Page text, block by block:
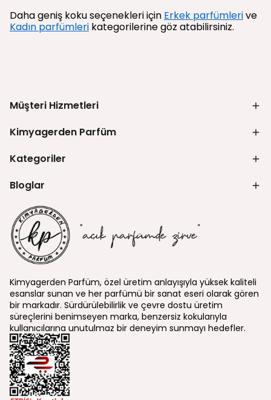
Daha geniş koku seçenekleri için Erkek parfümlerive
Kadın parfümleri kategorilerine göz atabilirsiniz.
Müşteri Hizmetleri
Kimyagerden Parfüm
Kategoriler
Bloglar
Kimyagerden Parfüm, özel üretim anlayışıyla yüksek kaliteli
esanslar sunan ve her parfümü bir sanat eseri olarak gören
bir markadır. Sürdürülebilirlik ve çevre dostu üretim
süreçlerini benimseyen marka, benzersiz kokularıyla
kullanıcılarına unutulmaz bir deneyim sunmayı hedefler.